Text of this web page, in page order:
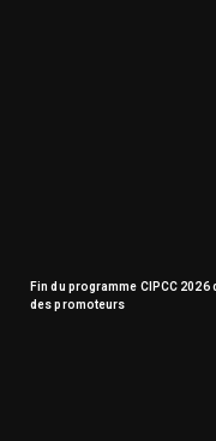
Fin du programme CIPCC
des promoteurs